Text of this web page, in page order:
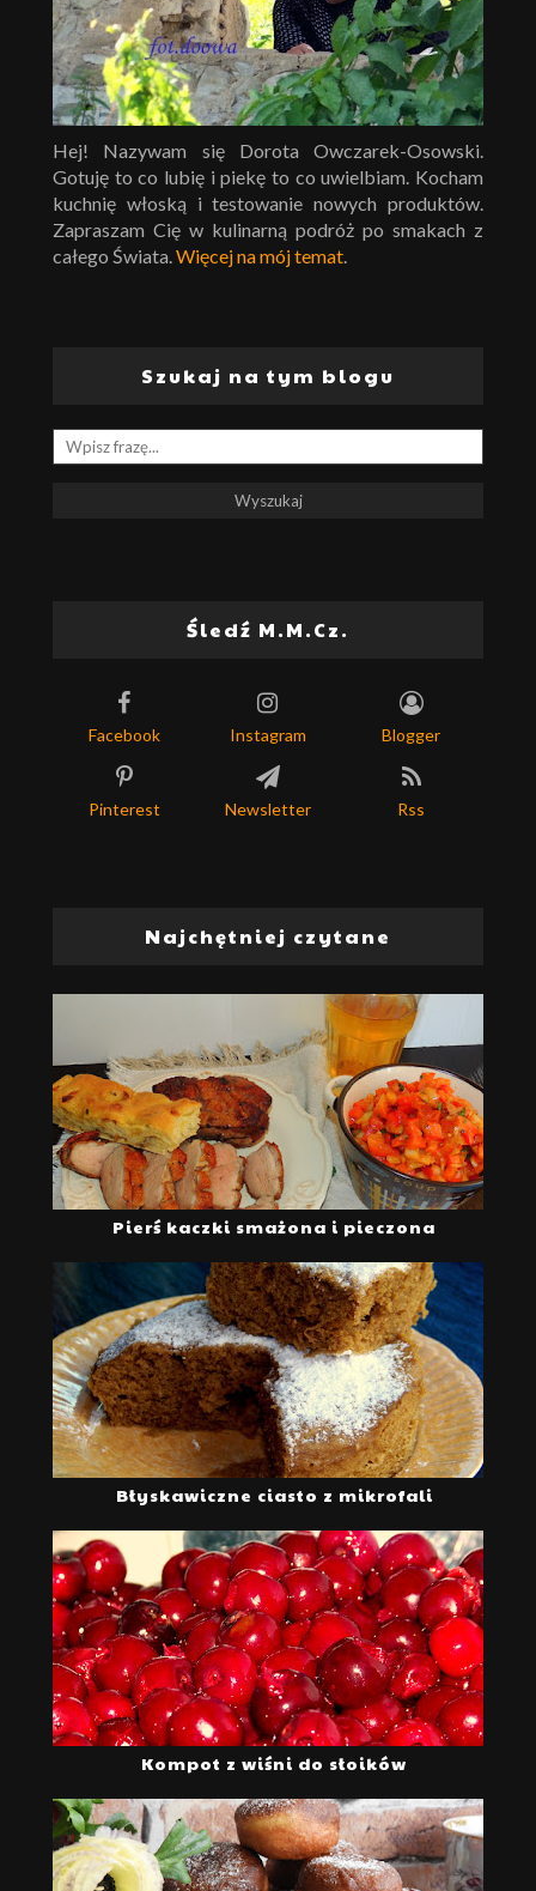
Hej! Nazywam się Dorota Owczarek-Osowski.
Gotuję to co lubię i piekę to co uwielbiam. Kocham
kuchnię włoską i testowanie nowych produktów.
Zapraszam Cię w kulinarną podróż po smakach z
całego Świata. Więcej na mój temat
Szukaj na tym blogu
Śledź M.M.Cz.
Facebook Instagram Blogger
Pinterest Newsletter Rss
Najchętniej czytane
Pierś kaczki smażona i pieczona
Błyskawiczne ciasto z mikrofali
Kompot z wiśni do słoików